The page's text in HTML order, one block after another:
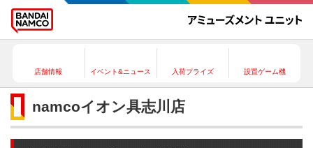
店舗情報 イベント&ニュース 入荷プライズ 設置ゲーム機
namcoイオン具志川店